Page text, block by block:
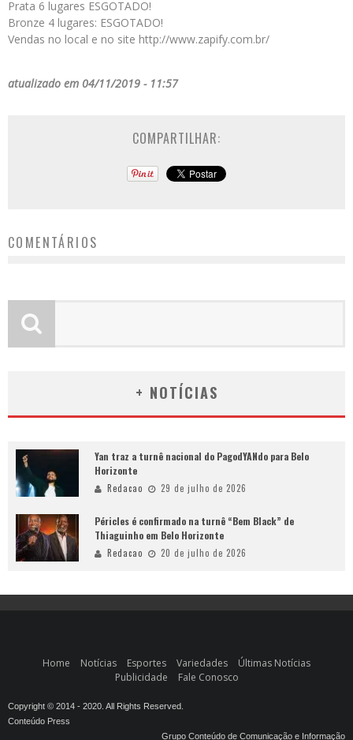
Prata 6 lugares ESGOTADO!
Bronze 4 lugares: ESGOTADO!
Vendas no local e no site http://www.zapify.com.br/
atualizado em 04/11/2019 - 11:57
COMPARTILHAR:
COMENTÁRIOS
+ NOTÍCIAS
Yan traz a turnê nacional do PagodYANdo para Belo
Horizonte
Redacao 29 de julho de 2026
Péricles é confirmado na turnê “Bem Black” de
Thiaguinho em Belo Horizonte
Redacao 20 de julho de 2026
Home Notícias Esportes Variedades
Últimas Notícias
Publicidade
Fale Conosco
Copyright © 2014 - 2020. All Rights Reserved.
Conteúdo Press
Grupo Conteúdo de Comunicação e Informação